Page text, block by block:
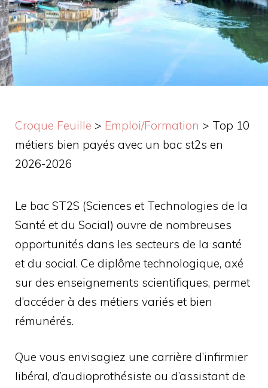
Croque Feuille > Emploi/Formation > Top 10
métiers bien payés avec un bac st2s en
2026-2026
Le bac ST2S (Sciences et Technologies de la
Santé et du Social) ouvre de nombreuses
opportunités dans les secteurs de la santé
et du social. Ce diplôme technologique, axé
sur des enseignements scientifiques, permet
d’accéder à des métiers variés et bien
rémunérés.
Que vous envisagiez une carrière d’infirmier
libéral, d’audioprothésiste ou d’assistant de